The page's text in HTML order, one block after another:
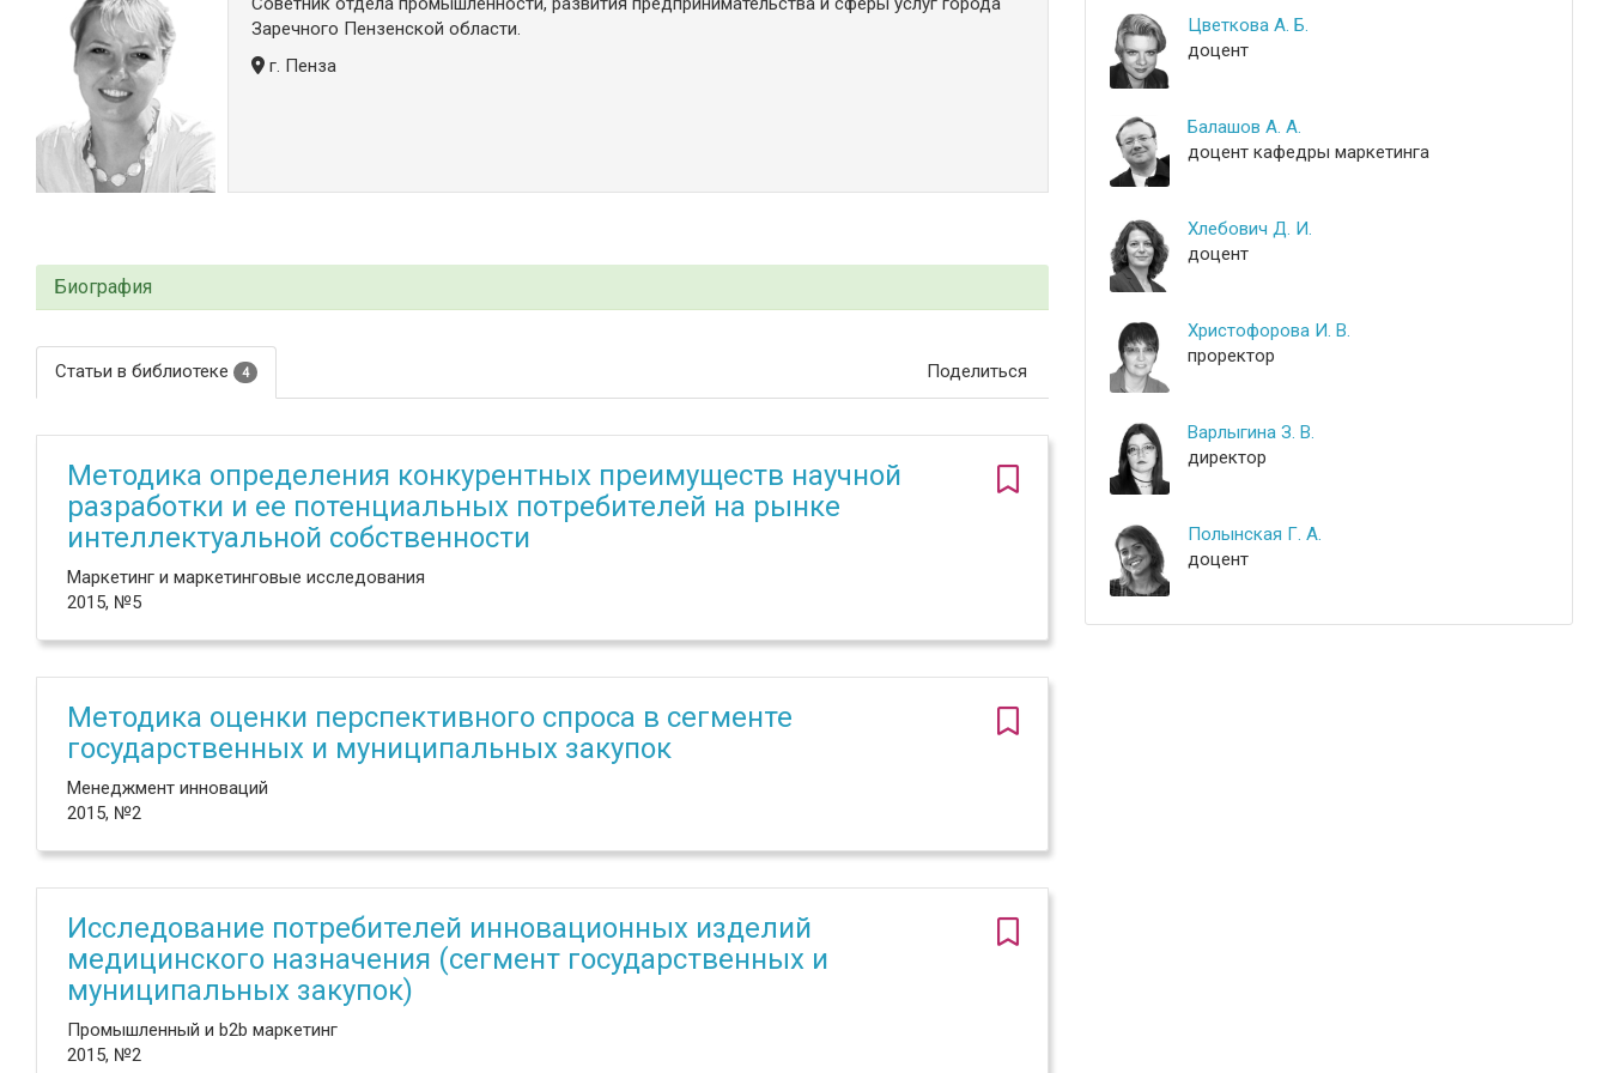
Заречного Пензенской области.
г. Пенза
Биография
Статьи в библиотеке 4 Поделиться
Методика определения конкурентных преимуществ научной
разработки и ее потенциальных потребителей на рынке
интеллектуальной собственности
Маркетинг и маркетинговые исследования
2015, №5
Методика оценки перспективного спроса в сегменте
государственных и муниципальных закупок
Менеджмент инноваций
2015, №2
Исследование потребителей инновационных изделий
медицинского назначения (сегмент государственных и
муниципальных закупок)
Промышленный и b2b маркетинг
2015, №2
Цветкова А. Б.
доцент
Балашов А. А.
доцент кафедры маркетинга
Хлебович Д. И.
доцент
Христофорова И. В.
проректор
Варлыгина З. В.
директор
Полынская Г. А.
доцент